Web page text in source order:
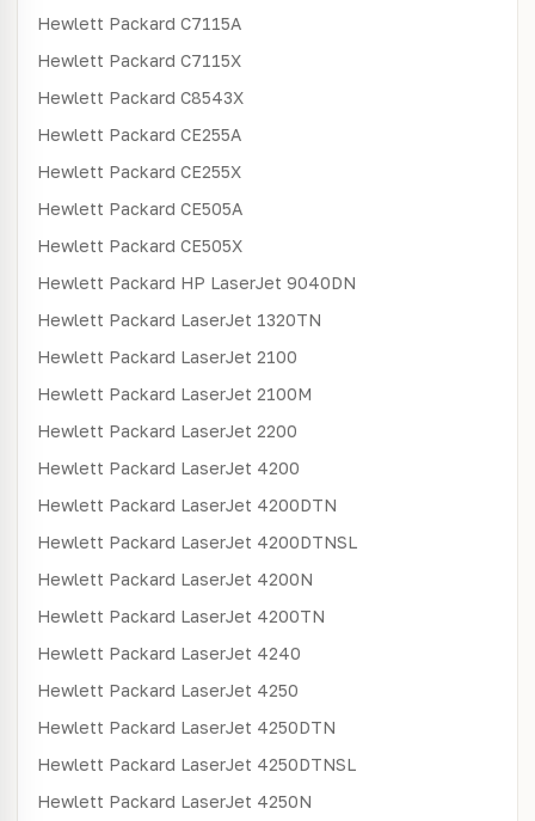
Hewlett Packard C7115A
Hewlett Packard C7115X
Hewlett Packard C8543X
Hewlett Packard CE255A
Hewlett Packard CE255X
Hewlett Packard CE505A
Hewlett Packard CE505X
Hewlett Packard HP LaserJet 9040DN
Hewlett Packard LaserJet 1320TN
Hewlett Packard LaserJet 2100
Hewlett Packard LaserJet 2100M
Hewlett Packard LaserJet 2200
Hewlett Packard LaserJet 4200
Hewlett Packard LaserJet 4200DTN
Hewlett Packard LaserJet 4200DTNSL
Hewlett Packard LaserJet 4200N
Hewlett Packard LaserJet 4200TN
Hewlett Packard LaserJet 4240
Hewlett Packard LaserJet 4250
Hewlett Packard LaserJet 4250DTN
Hewlett Packard LaserJet 4250DTNSL
Hewlett Packard LaserJet 4250N